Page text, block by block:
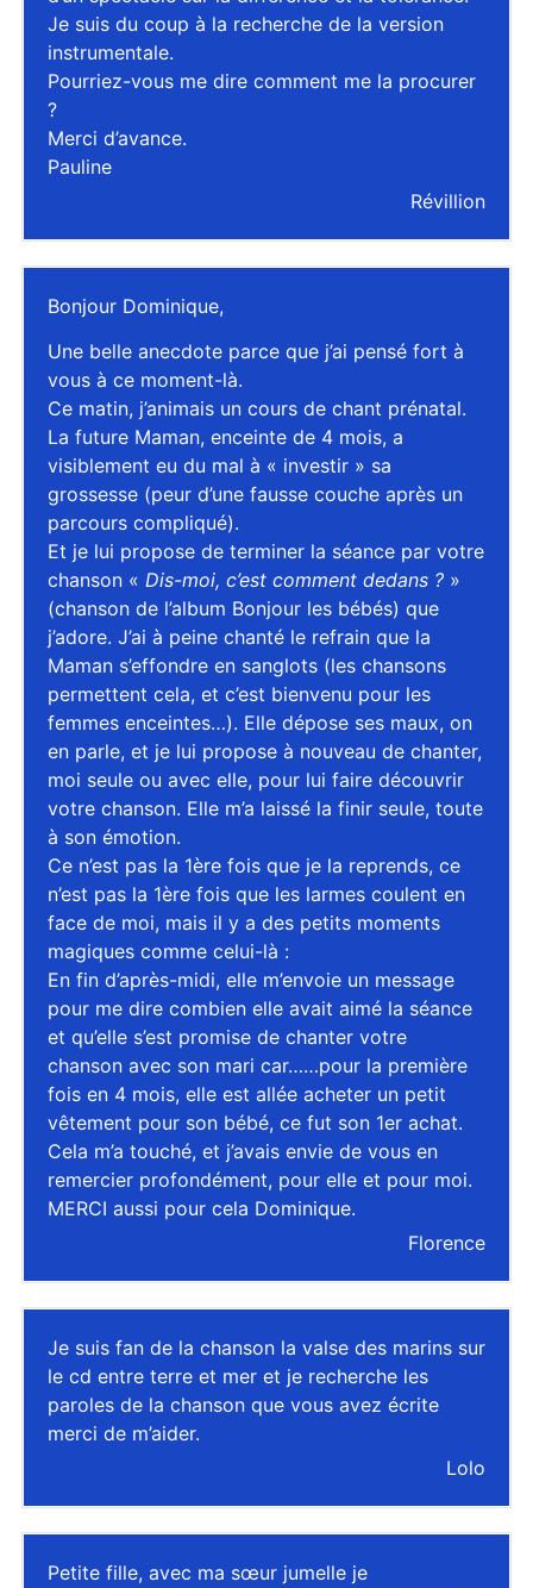
Je suis du coup à la recherche de la version
instrumentale.
Pourriez-vous me dire comment me la procurer
?
Merci d’avance.
Pauline
Révillion
Bonjour Dominique,
Une belle anecdote parce que j’ai pensé fort à
vous à ce moment-là.
Ce matin, j’animais un cours de chant prénatal.
La future Maman, enceinte de 4 mois, a
visiblement eu du mal à « investir » sa
grossesse (peur d’une fausse couche après un
parcours compliqué).
Et je lui propose de terminer la séance par votre
chanson « Dis-moi, c’est comment dedans ? »
(chanson de l’album Bonjour les bébés) que
j’adore. J’ai à peine chanté le refrain que la
Maman s’effondre en sanglots (les chansons
permettent cela, et c’est bienvenu pour les
femmes enceintes…). Elle dépose ses maux, on
en parle, et je lui propose à nouveau de chanter,
moi seule ou avec elle, pour lui faire découvrir
votre chanson. Elle m’a laissé la finir seule, toute
à son émotion.
Ce n’est pas la 1ère fois que je la reprends, ce
n’est pas la 1ère fois que les larmes coulent en
face de moi, mais il y a des petits moments
magiques comme celui-là :
En fin d’après-midi, elle m’envoie un message
pour me dire combien elle avait aimé la séance
et qu’elle s’est promise de chanter votre
chanson avec son mari car……pour la première
fois en 4 mois, elle est allée acheter un petit
vêtement pour son bébé, ce fut son 1er achat.
Cela m’a touché, et j’avais envie de vous en
remercier profondément, pour elle et pour moi.
MERCI aussi pour cela Dominique.
Florence
Je suis fan de la chanson la valse des marins sur
le cd entre terre et mer et je recherche les
paroles de la chanson que vous avez écrite
merci de m’aider.
Lolo
Petite fille, avec ma sœur jumelle je